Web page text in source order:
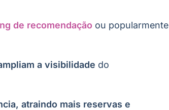
de recomendação ou popularmente
a visibilidade do
atraindo mais reservas e